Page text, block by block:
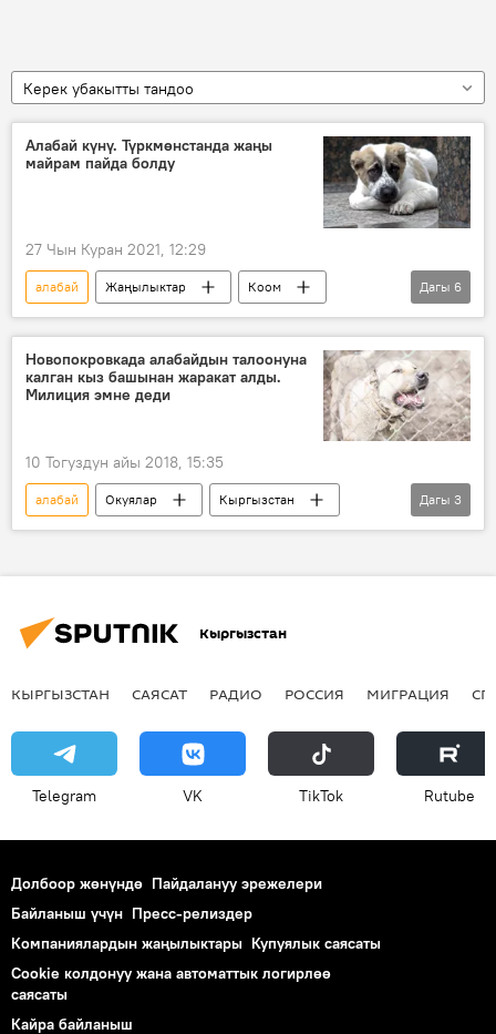
Керек убакытты тандоо
Алабай күнү. Түркмөнстанда жаңы
майрам пайда болду
27 Чын Куран 2021, 12:29
алабай Жаңылыктар
Коом
Азия
Дүйнөдө
Түркмөнстан
Гурбангулы Бердымухамедов
майрам
Дагы 6
Новопокровкада алабайдын талоонуна
калган кыз башынан жаракат алды.
Милиция эмне деди
10 Тогуздун айы 2018, 15:35
алабай Окуялар
Кыргызстан
Жаңылыктар
Новопокровка айылы
Дагы 3
Кыргызстан
КЫРГЫЗСТАН САЯСАТ РАДИО РОССИЯ МИГРАЦИЯ
Telegram VK ТikТоk Rutube
Долбоор жөнүндө Пайдалануу эрежелери
Байланыш үчүн Пресс-релиздер
Компаниялардын жаңылыктары Купуялык саясаты
Cookie колдонуу жана автоматтык логирлөө
саясаты
Кайра байланыш